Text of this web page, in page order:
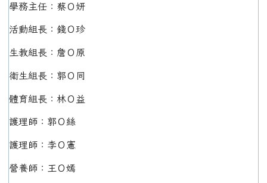
學務主任：蔡Ｏ妍
活動組長：錢Ｏ珍
生教組長：詹Ｏ原
衛生組長：郭Ｏ同
體育組長：林Ｏ益
護理師：郭Ｏ絲
護理師：李Ｏ憲
營養師：王Ｏ嫣